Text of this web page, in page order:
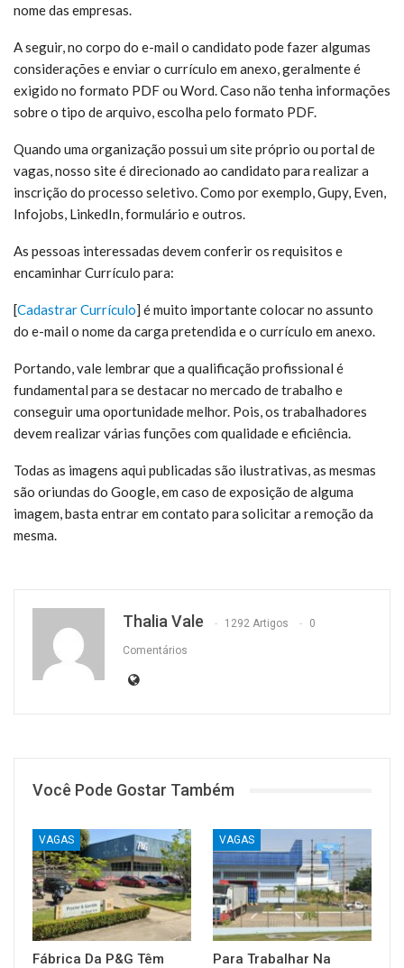
nome das empresas.
A seguir, no corpo do e-mail o candidato pode fazer algumas
considerações e enviar o currículo em anexo, geralmente é
exigido no formato PDF ou Word. Caso não tenha informações
sobre o tipo de arquivo, escolha pelo formato PDF.
Quando uma organização possui um site próprio ou portal de
vagas, nosso site é direcionado ao candidato para realizar a
inscrição do processo seletivo. Como por exemplo, Gupy, Even,
Infojobs, LinkedIn, formulário e outros.
As pessoas interessadas devem conferir os requisitos e
encaminhar Currículo para:
[Cadastrar Currículo] é muito importante colocar no assunto
do e-mail o nome da carga pretendida e o currículo em anexo.
Portando, vale lembrar que a qualificação profissional é
fundamental para se destacar no mercado de trabalho e
conseguir uma oportunidade melhor. Pois, os trabalhadores
devem realizar várias funções com qualidade e eficiência.
Todas as imagens aqui publicadas são ilustrativas, as mesmas
são oriundas do Google, em caso de exposição de alguma
imagem, basta entrar em contato para solicitar a remoção da
mesma.
Thalia Vale 1292 Artigos 0
Comentários
Você Pode Gostar Também
VAGAS
Fábrica Da P&G Têm
VAGAS
Para Trabalhar Na